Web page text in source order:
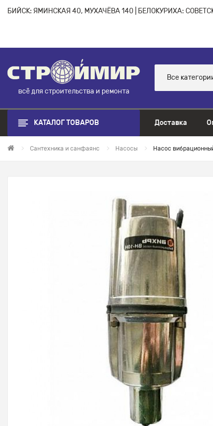
БИЙСК: ЯМИНСКАЯ 40, МУХАЧЁВА 140 | БЕЛОКУРИХА:
всё для строительства и ремонта
Все
КАТАЛОГ ТОВАРОВ Доставка
Сантехника и санфаянс Насосы Насос